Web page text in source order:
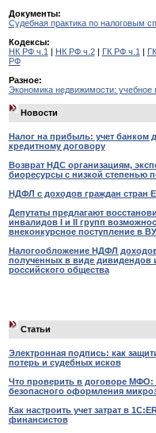
Документы:
Судебная практика по налоговым
Кодексы:
НК РФ ч.1 | НК РФ ч.2| ГК РФ ч.1 |
РФ
Разное:
Экономика недвижимости: учебное
Новости
Налог на прибыль: учет банком
кредитному договору
Возврат НДС организациям,
биоресурсы с низкой степенью
НДФЛ с доходов граждан стран
Депутаты предлагают
инвалидов I и II групп
внеконкурсное поступление в
Налогообложение НДФЛ
полученных в виде дивидендов
российского общества
Статьи
Электронная подпись: как
потерь и судебных исков
Что проверить в договоре МФО:
безопасного оформления
Как настроить учет затрат в
финансистов